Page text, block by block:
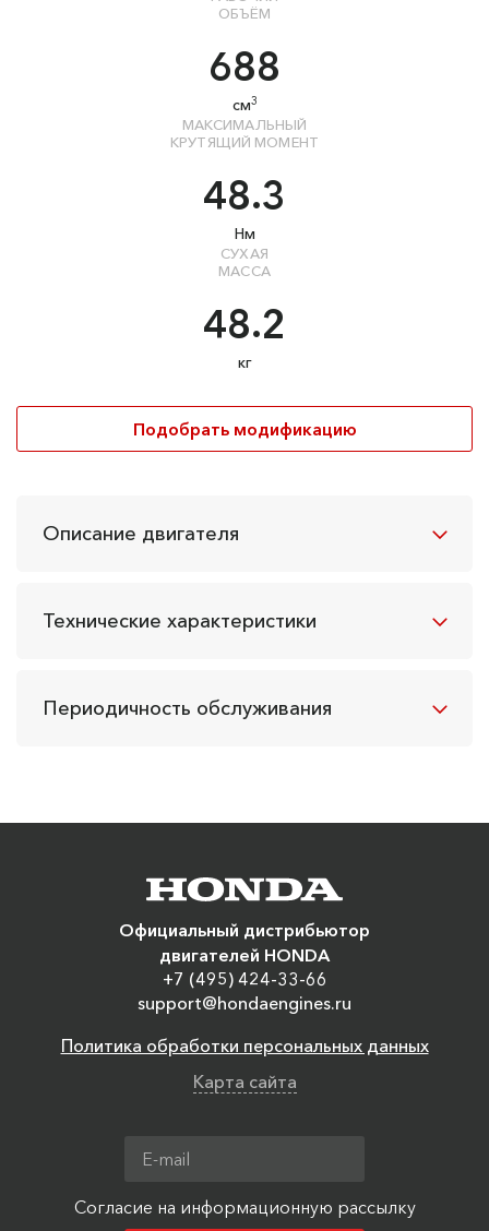
ОБЪЁМ
688
см3
МАКСИМАЛЬНЫЙ
КРУТЯЩИЙ МОМЕНТ
48.3
Нм
СУХАЯ
МАССА
48.2
кг
Подобрать модификацию
Описание двигателя
Технические характеристики
Периодичность обслуживания
Официальный дистрибьютор
двигателей HONDA
+7 (495) 424-33-66
support@hondaengines.ru
Политика обработки персональных данных
Карта сайта
Согласие на информационную рассылку